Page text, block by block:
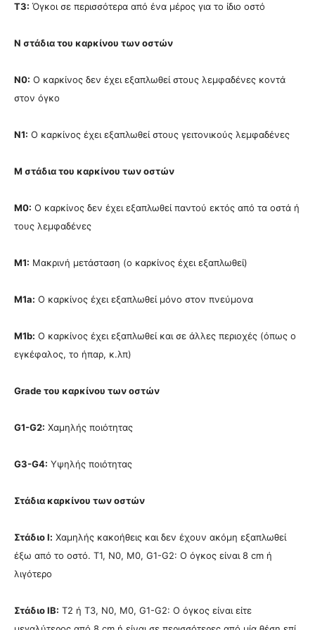
T3: Όγκoι σε περισσότερα από ένα μέρος για τo ίδιo οστό
Ν στάδια του καρκίνου των οστών
N0: Ο καρκίνος δεν έχει εξαπλωθεί στους λεμφαδένες κοντά
στον όγκο
Ν1: Ο καρκίνος έχει εξαπλωθεί στους γειτονικούς λεμφαδένες
M στάδια του καρκίνου των οστών
M0: Ο καρκίνος δεν έχει εξαπλωθεί παντού εκτός από τα οστά ή
τους λεμφαδένες
M1: Μακρινή μετάσταση (ο καρκίνος έχει εξαπλωθεί)
M1a: Ο καρκίνος έχει εξαπλωθεί μόνο στον πνεύμονα
M1b: Ο καρκίνος έχει εξαπλωθεί και σε άλλες περιοχές (όπως ο
εγκέφαλος, το ήπαρ, κ.λπ)
Grade του καρκίνου των οστών
G1-G2: Χαμηλής ποιότητας
G3-G4: Υψηλής ποιότητας
Στάδια καρκίνου των οστών
Στάδιο Ι: Χαμηλής κακοήθεις και δεν έχουν ακόμη εξαπλωθεί
έξω από το οστό. Τ1, N0, M0, G1-G2: Ο όγκος είναι 8 cm ή
λιγότερο
Στάδιο ΙΒ: Τ2 ή Τ3, N0, Μ0, G1-G2: Ο όγκος είναι είτε